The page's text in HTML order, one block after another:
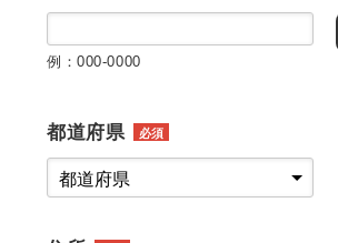
例：000-0000
都道府県 必須